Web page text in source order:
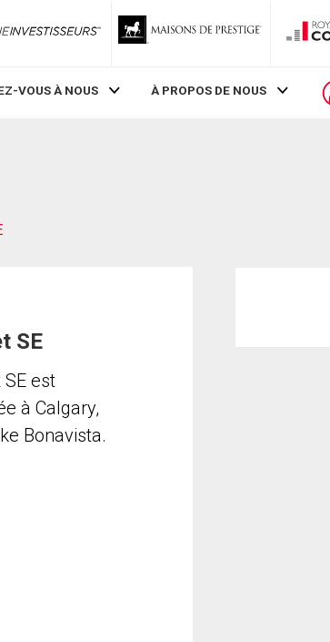
ZoneInvestisseurs RLP
VOUS À NOUS À PROPOS DE NOUS
SE
est
à Calgary,
Bonavista.